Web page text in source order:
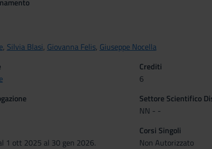
, Silvia Blasi, Giovanna Felis, Giuseppe Nocella
Crediti
6
Settore Scientifico
NN - -
1 ott 2025 al 30 gen 2026.
Corsi Singoli
Non Autorizzato